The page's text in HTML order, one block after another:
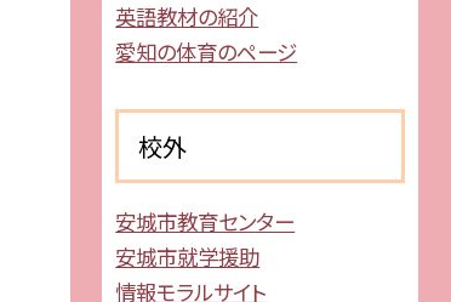
英語教材の紹介
愛知の体育のページ
校外
安城市教育センター
安城市就学援助
情報モラルサイト